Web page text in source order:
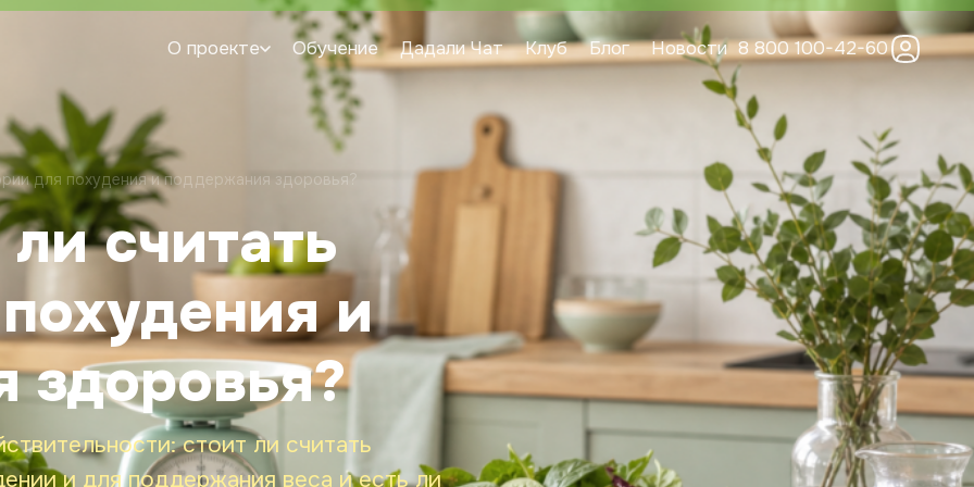
О проекте Обучение Дадали Чат Клуб Блог Новости 8 800 100-42-60
для похудения и поддержания здоровья?
считать
и
здоровья?
стоит ли считать
и для поддержания веса и есть ли